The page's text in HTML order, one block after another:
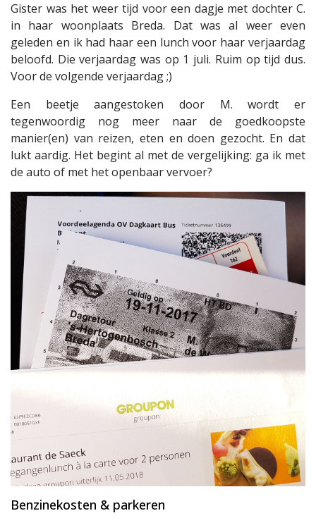
Gister was het weer tijd voor een dagje met dochter C.
in haar woonplaats Breda. Dat was al weer even
geleden en ik had haar een lunch voor haar verjaardag
beloofd. Die verjaardag was op 1 juli. Ruim op tijd dus.
Voor de volgende verjaardag ;)
Een beetje aangestoken door M. wordt er
tegenwoordig nog meer naar de goedkoopste
manier(en) van reizen, eten en doen gezocht. En dat
lukt aardig. Het begint al met de vergelijking: ga ik met
de auto of met het openbaar vervoer?
Benzinekosten & parkeren